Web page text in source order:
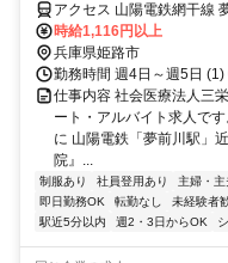
アクセス 山陽電鉄網干線
時給1,116円以上
兵庫県姫路市
勤務時間 週4日～週5日
仕事内容 社会医療法人三
ート・アルバイト求人で
に 山陽電鉄「夢前川駅」
院』...
制服あり 社員登用あり 主婦・主
即日勤務OK
転勤なし 未経験者
駅近5分以内
週2・3日からOK